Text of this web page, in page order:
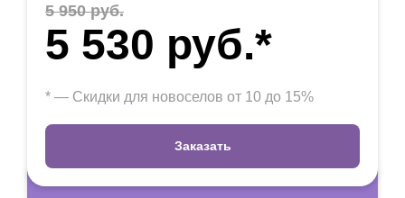
5 950 руб.
5 530 руб.*
* — Скидки для новоселов от 10 до 15%
Заказать